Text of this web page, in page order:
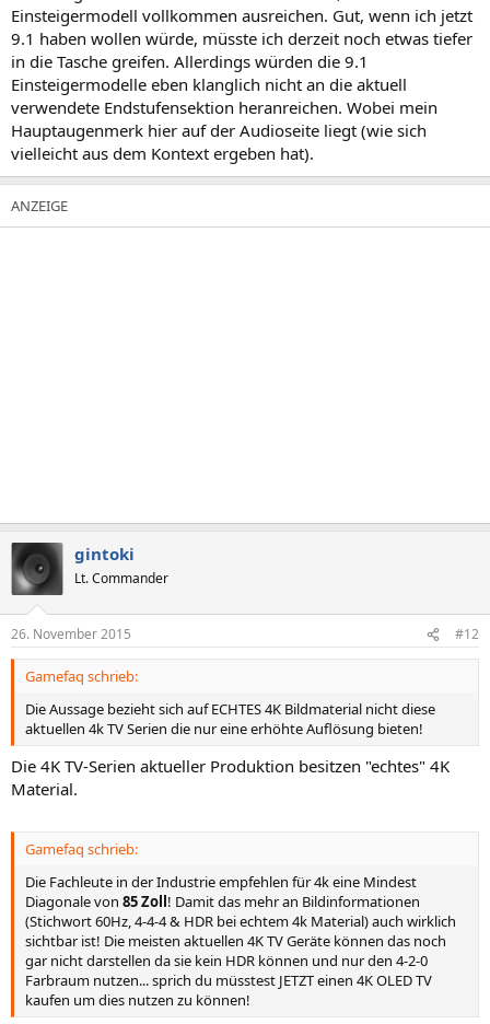
Einsteigermodell vollkommen ausreichen. Gut, wenn ich jetzt
9.1 haben wollen würde, müsste ich derzeit noch etwas tiefer
in die Tasche greifen. Allerdings würden die 9.1
Einsteigermodelle eben klanglich nicht an die aktuell
verwendete Endstufensektion heranreichen. Wobei mein
Hauptaugenmerk hier auf der Audioseite liegt (wie sich
vielleicht aus dem Kontext ergeben hat).
gintoki
Lt. Commander
26. November 2015 #12
Gamefaq schrieb:
Die Aussage bezieht sich auf ECHTES 4K Bildmaterial nicht diese
aktuellen 4k TV Serien die nur eine erhöhte Auflösung bieten!
Die 4K TV-Serien aktueller Produktion besitzen "echtes" 4K
Material.
Gamefaq schrieb:
Die Fachleute in der Industrie empfehlen für 4k eine Mindest
Diagonale von 85 Zoll! Damit das mehr an Bildinformationen
(Stichwort 60Hz, 4-4-4 & HDR bei echtem 4k Material) auch wirklich
sichtbar ist! Die meisten aktuellen 4K TV Geräte können das noch
gar nicht darstellen da sie kein HDR können und nur den 4-2-0
Farbraum nutzen... sprich du müsstest JETZT einen 4K OLED TV
kaufen um dies nutzen zu können!